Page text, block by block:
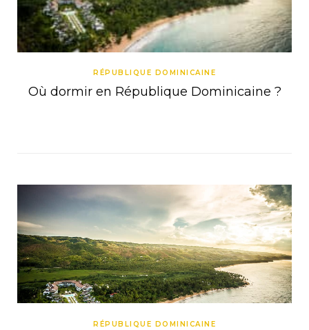
RÉPUBLIQUE DOMINICAINE
Où dormir en République Dominicaine ?
RÉPUBLIQUE DOMINICAINE